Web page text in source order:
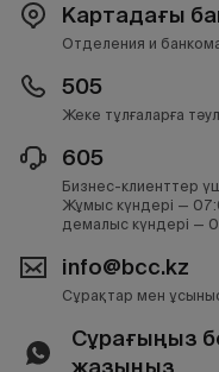
Картадағы
Отделения и
505
Жеке тұлғаларға
605
Бизнес-клиенттер
Жұмыс күндері —
демалыс күндері —
info@bcc.kz
Сұрақтар мен
Сұрағыңыз